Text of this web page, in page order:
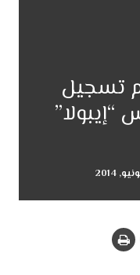
تسجيل
“إيبولا”